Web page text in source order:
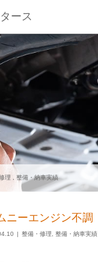
ース
理 ,整備・納車実績
ニーエンジン不調
整備・修理 整備・納車実績